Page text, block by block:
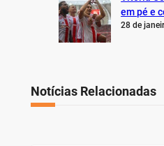
em pé e
28 de
Notícias Relacionadas